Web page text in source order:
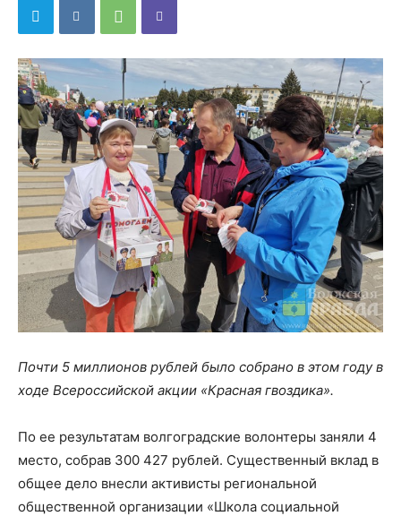
Почти 5 миллионов рублей было собрано в этом году в
ходе Всероссийской акции «Красная гвоздика».
По ее результатам волгоградские волонтеры заняли 4
место, собрав 300 427 рублей. Существенный вклад в
общее дело внесли активисты региональной
общественной организации «Школа социальной